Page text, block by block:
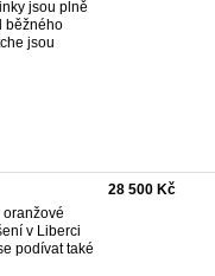
jsou plně
běžného
jsou
oranžové
v Liberci
podívat také
28 500 Kč